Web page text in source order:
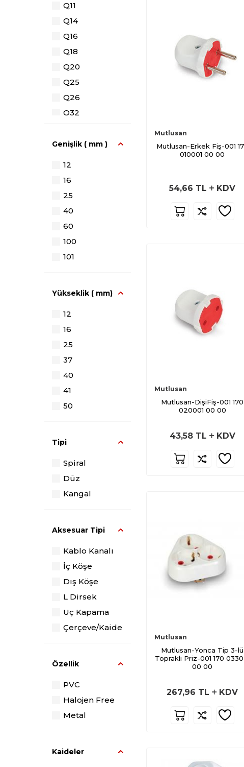
Kauçuk Serisi
Mutlusan
Bahçe
Buatlar Serisi
Kanalları Serisi
Priz
Beton Altı
Kasalar Serisi
Sinyal
Butonlar
Telefon
Kutusu ve
Kanalları Serisi
Toplama Serisi
Kablo Bağları
Serisi
Mutlusan
Serisi
Kanal Üst
Aksesuarları
Kroşe Serisi
Spiral Borular
Kablo
Buatlar Serisi
Q11
Q14
Q16
Q18
Q20
Q25
Q26
Q32
Genişlik ( mm )
12
16
25
40
60
100
101
Yükseklik ( mm)
12
16
25
37
40
41
50
Tipi
Spiral
Düz
Kangal
Aksesuar Tipi
Kablo Kanalı
İç Köşe
Dış Köşe
L Dirsek
Uç Kapama
Çerçeve/Kaide
Özellik
PVC
Halojen Free
Metal
Kaideler
Mutlusan
Mutlusan-Erkek Fiş-001
010001 00 00
54,66 TL KDV
Mutlusan
Mutlusan-DişiFiş-001 170
020001 00 00
43,58TL KDV
Mutlusan
Mutlusan-Yonca Tip 3-lü
Topraklı Priz-001 170
00 00
267,96 TL KDV